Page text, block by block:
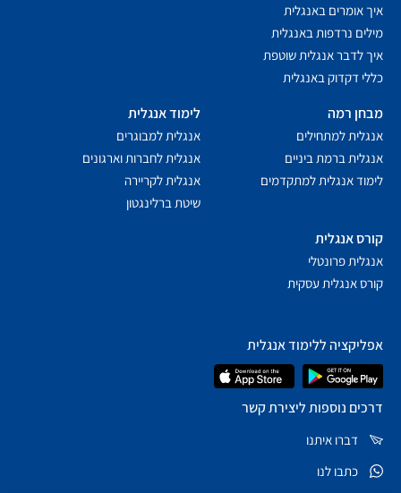
קורס אנגלית
אנגלית פרונטלי
קורס אנגלית עסקית
לימוד אנגלית
אנגלית למבוגרים
אנגלית לחברות וארגונים
אנגלית לקריירה
שיטת ברלינגטון
מבחן רמה
אנגלית למתחילים
אנגלית ברמת ביניים
לימוד אנגלית למתקדמים
איך אומרים באנגלית
מילים נרדפות באנגלית
איך לדבר אנגלית שוטפת
כללי דקדוק באנגלית
דרכים נוספות ליצירת קשר
דברו איתנו
כתבו לנו
אפליקציה ללימוד אנגלית